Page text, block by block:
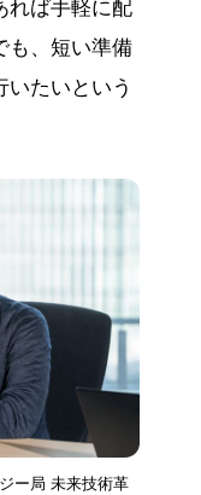
れば手軽に配
も、短い準備
たいという
ー局 未来技術革